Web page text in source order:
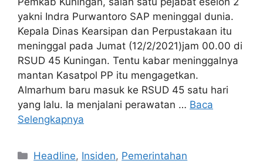
yakni Indra Purwantoro SAP meninggal dunia.
Kepala Dinas Kearsipan dan Perpustakaan itu
meninggal pada Jumat (12/2/2021)jam 00.00 di
RSUD 45 Kuningan. Tentu kabar meninggalnya
mantan Kasatpol PP itu mengagetkan.
Almarhum baru masuk ke RSUD 45 satu hari
yang lalu. Ia menjalani perawatan … Baca
Selengkapnya
Kategori
Headline, Insiden, Pemerintahan